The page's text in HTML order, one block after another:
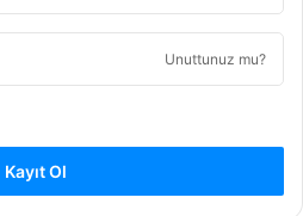
Unuttunuz mu?
Kayıt Ol